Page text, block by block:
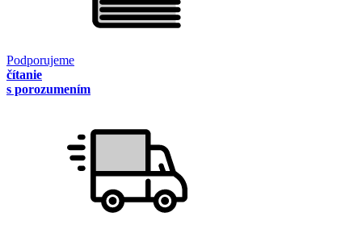
Podporujeme
čítanie
s porozumením